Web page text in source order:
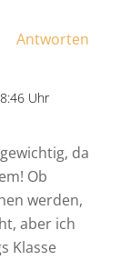
Antworten
Uhr
da
Ob
werden,
aber ich
Klasse